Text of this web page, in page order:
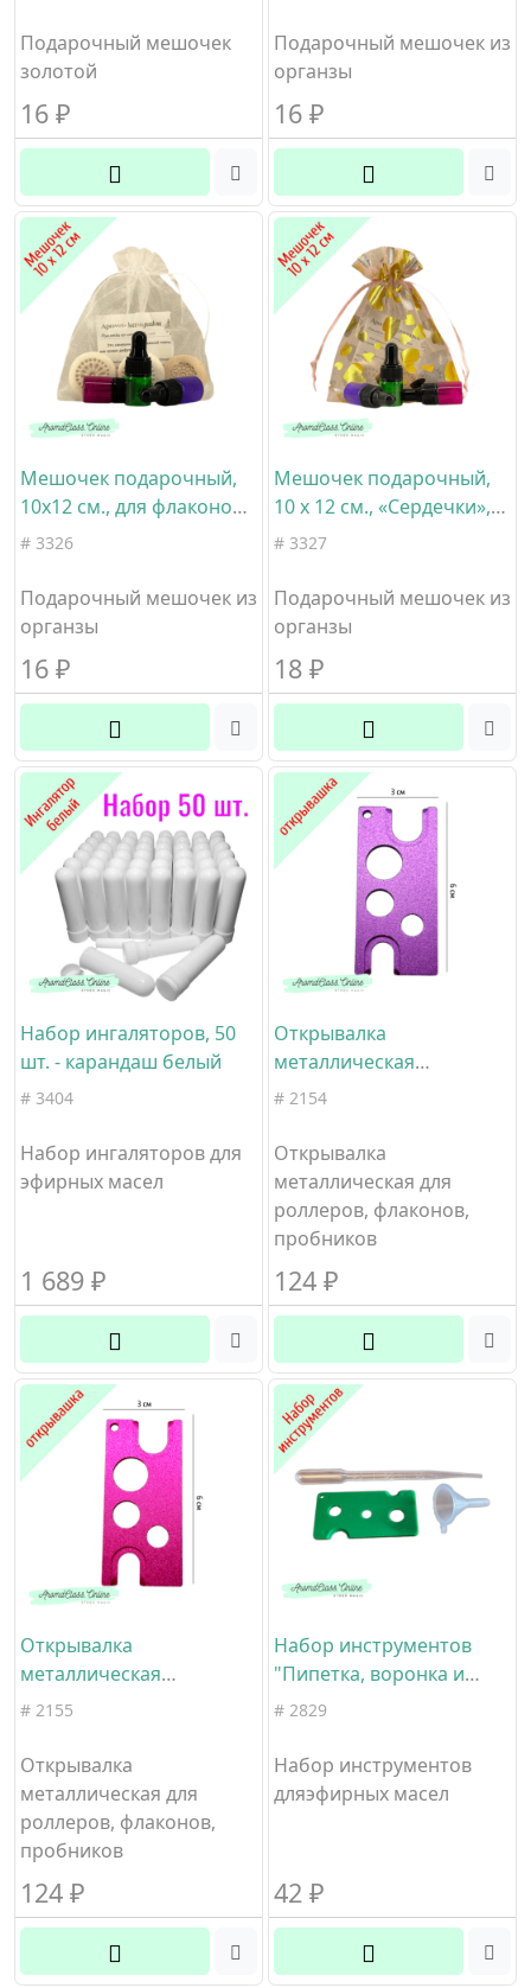
полиэстер
Подарочный мешочек
золотой
16 ₽
Подарочный мешочек из
органзы
16 ₽
Мешочек подарочный,
10х12 см., для флаконов
# 3326
Подарочный мешочек из
органзы
16 ₽
Мешочек подарочный,
10 х 12 см., «Сердечки»,
для флаконов 5-15мл.,
органза
# 3327
Подарочный мешочек из
органзы
18 ₽
Набор ингаляторов, 50
шт. - карандаш белый
# 3404
Набор ингаляторов для
эфирных масел
1 689 ₽
Открывалка
металлическая
фиолетовая
# 2154
Открывалка
металлическая для
роллеров, флаконов,
пробников
124 ₽
Открывалка
металлическая
малиновая
# 2155
Открывалка
металлическая для
роллеров, флаконов,
пробников
124 ₽
Набор инструментов
"Пипетка, воронка и
зеленая пластмассовая
# 2829
Набор инструментов
дляэфирных масел
42 ₽